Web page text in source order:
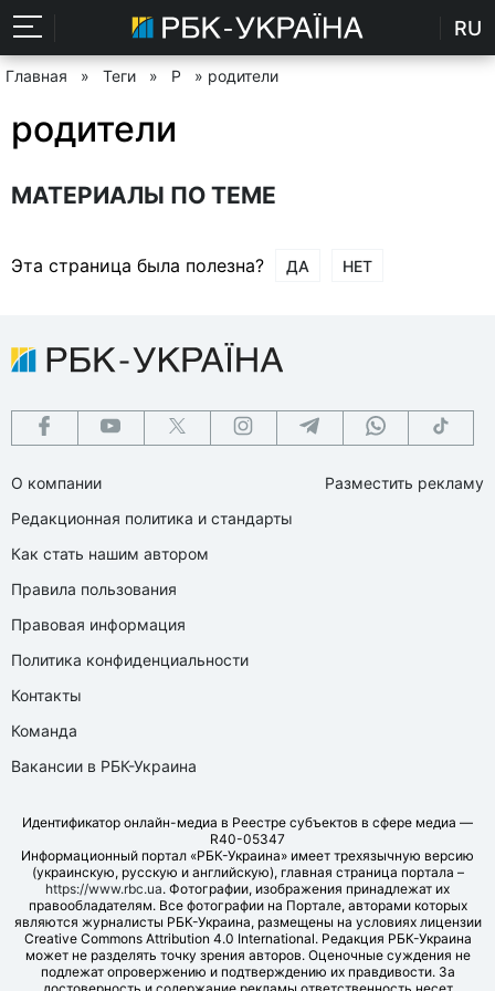
RU
Главная » Теги » Р » родители
родители
МАТЕРИАЛЫ ПО ТЕМЕ
Эта страница была полезна? ДА НЕТ
О компании
Редакционная политика и стандарты
Как стать нашим автором
Правила пользования
Правовая информация
Политика конфиденциальности
Контакты
Команда
Вакансии в РБК-Украина
Разместить рекламу
Идентификатор онлайн-медиа в Реестре субъектов в сфере медиа —
R40-05347
Информационный портал «РБК-Украина» имеет трехязычную версию
(украинскую, русскую и английскую), главная страница портала –
https://www.rbc.ua. Фотографии, изображения принадлежат их
правообладателям. Все фотографии на Портале, авторами которых
являются журналисты РБК-Украина, размещены на условиях лицензии
Creative Commons Attribution 4.0 International. Редакция РБК-Украина
может не разделять точку зрения авторов. Оценочные суждения не
подлежат опровержению и подтверждению их правдивости. За